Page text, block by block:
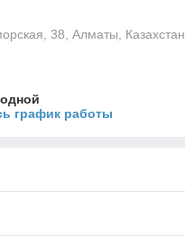
38, Алматы, Казахстан
график работы